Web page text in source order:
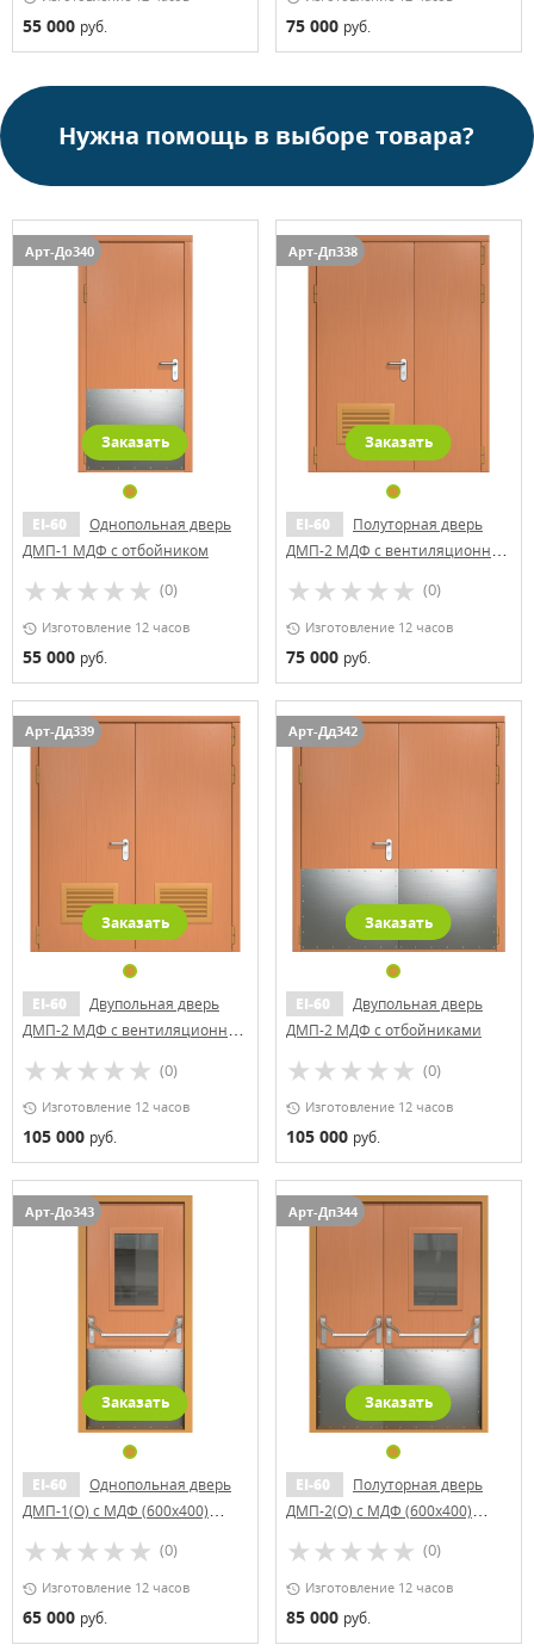
55 000 руб. 75 000 руб.
Нужна помощь в выборе товара?
Арт-До340
Заказать
EI-60
Однопольная дверь
ДМП-1 МДФ с отбойником
(0)
Изготовление 12 часов
55 000 руб.
Арт-Дп338
Заказать
EI-60
Полуторная дверь
ДМП-2 МДФ с вентиляционной
(0)
Изготовление 12 часов
75 000 руб.
Арт-Дд339
Заказать
EI-60
Двупольная дверь
ДМП-2 МДФ с вентиляционной
(0)
Изготовление 12 часов
105 000 руб.
Арт-Дд342
Заказать
EI-60
Двупольная дверь
ДМП-2 МДФ с отбойниками
(0)
Изготовление 12 часов
105 000 руб.
Арт-До343
Заказать
EI-60
Однопольная дверь
ДМП-1(О) с МДФ (600x400)
(0)
Изготовление 12 часов
65 000 руб.
Арт-Дп344
Заказать
EI-60
Полуторная дверь
ДМП-2(О) с МДФ (600x400)
(0)
Изготовление 12 часов
85 000 руб.